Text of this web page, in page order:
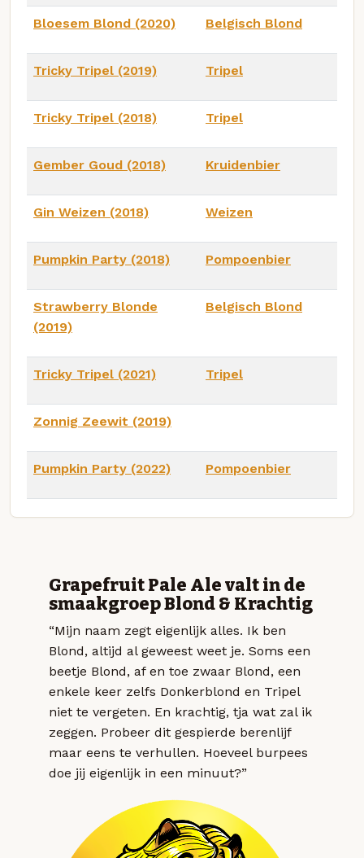
Bloesem Blond (2020) Belgisch Blond
Tricky Tripel (2019) Tripel
Tricky Tripel (2018) Tripel
Gember Goud (2018) Kruidenbier
Gin Weizen (2018) Weizen
Pumpkin Party (2018) Pompoenbier
Strawberry Blonde
(2019)
Belgisch Blond
Tricky Tripel (2021) Tripel
Zonnig Zeewit (2019)
Pumpkin Party (2022) Pompoenbier
Grapefruit Pale Ale valt in de
smaakgroep Blond & Krachtig
“Mijn naam zegt eigenlijk alles. Ik ben
Blond, altijd al geweest weet je. Soms een
beetje Blond, af en toe zwaar Blond, een
enkele keer zelfs Donkerblond en Tripel
niet te vergeten. En krachtig, tja wat zal ik
zeggen. Probeer dit gespierde berenlijf
maar eens te verhullen. Hoeveel burpees
doe jij eigenlijk in een minuut?”